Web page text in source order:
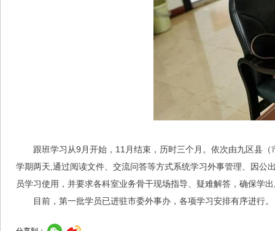
跟班学习从9月开始，11月结束，历时三个月。依次由九区县
学期两天,通过阅读文件、交流问答等方式系统学习外事管理、因
员学习使用，并要求各科室业务骨干现场指导、疑难解答，确保学
目前，第一批学员已进驻市委外事办，各项学习安排有序进行。